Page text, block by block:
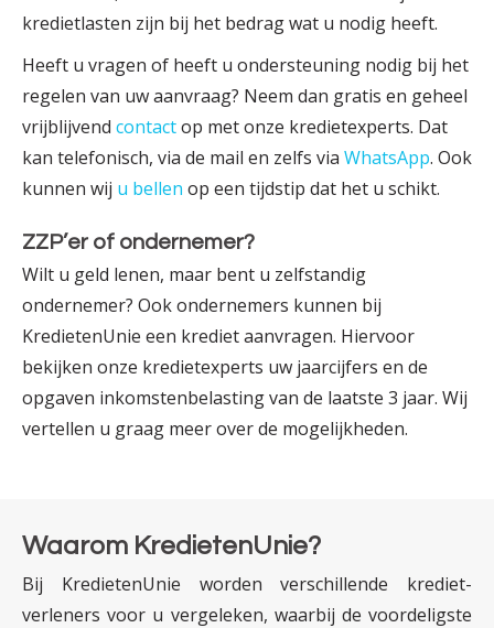
krediet­lasten zijn bij het bedrag wat u nodig heeft.
Heeft u vragen of heeft u ondersteuning nodig bij het
regelen van uw aanvraag? Neem dan gratis en geheel
vrijblijvend contactop met onze krediet­experts. Dat
kan telefonisch, via de mail en zelfs via WhatsApp. Ook
kunnen wij u bellen op een tijdstip dat het u schikt.
ZZP’er of ondernemer?
Wilt u geld lenen, maar bent u zelfstandig
ondernemer? Ook ondernemers kunnen bij
KredietenUnie een krediet aanvragen. Hiervoor
bekijken onze krediet­experts uw jaar­­cijfers en de
opgaven inkomsten­­belasting van de laatste 3 jaar. Wij
vertellen u graag meer over de mogelijkheden.
Waarom KredietenUnie?
Bij KredietenUnie worden verschillende krediet­­
verleners voor u vergeleken, waarbij de voor­deligste